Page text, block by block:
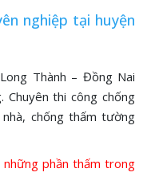
nghiệp tại huyện
Thành – Đồng Nai
Chuyên thi công chống
chống thấm tường
phần thấm trong